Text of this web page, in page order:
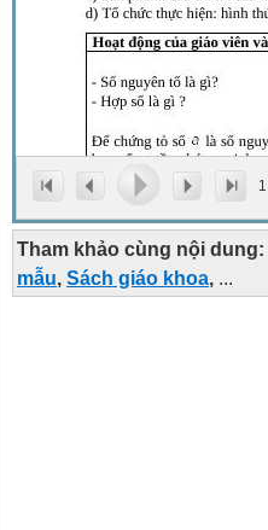
1
Tham khảo cùng nội dung:
mẫu, Sách giáo khoa, ...